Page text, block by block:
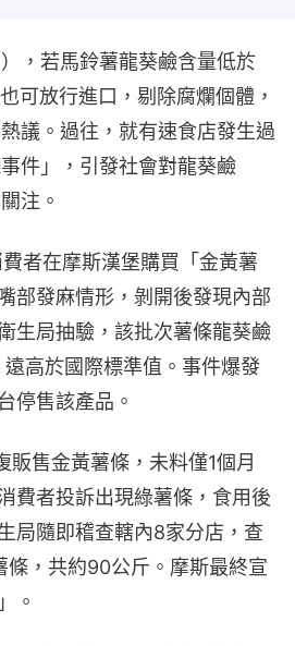
，若馬鈴薯龍葵鹼含量低於
可放行進口，剔除腐爛個體，
議。過往，就有速食店發生過
件」，引發社會對龍葵鹼
注。
者在摩斯漢堡購買「金黃薯
部發麻情形，剝開後發現內部
生局抽驗，該批次薯條龍葵鹼
高於國際標準值。事件爆發
停售該產品。
販售金黃薯條，未料僅1個月
費者投訴出現綠薯條，食用後
局隨即稽查轄內8家分店，查
條，共約90公斤。摩斯最終宣
。